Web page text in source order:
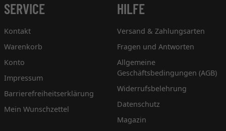
SERVICE
Kontakt
Warenkorb
Konto
Impressum
Barrierefreiheitserklärung
Mein Wunschzettel
HILFE
Versand & Zahlungsarten
Fragen und Antworten
Allgemeine
Geschäftsbedingungen (AGB)
Widerrufsbelehrung
Datenschutz
Magazin